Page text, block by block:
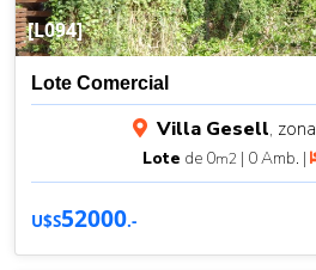
[L094]
Lote Comercial
Villa Gesell, zona
Lote de 0m2 | 0 Amb. |
U$S52000.-